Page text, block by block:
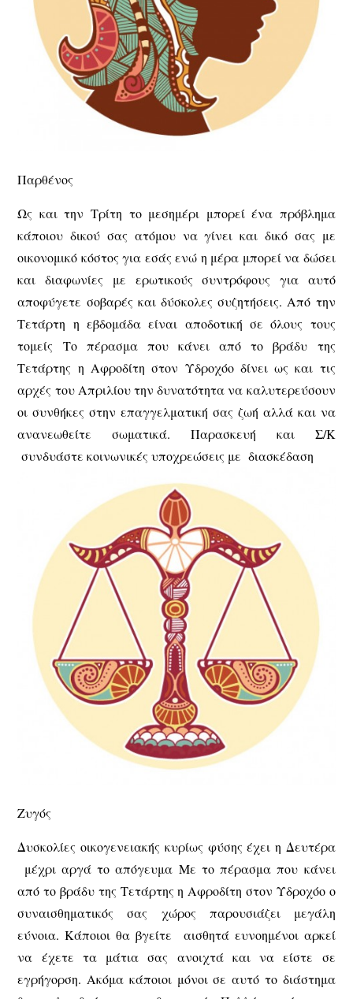
Παρθένος
Ως και την Τρίτη το μεσημέρι μπορεί ένα πρόβλημα
κάποιου δικού σας ατόμου να γίνει και δικό σας με
οικονομικό κόστος για εσάς ενώ η μέρα μπορεί να δώσει
και διαφωνίες με ερωτικούς συντρόφους για αυτό
αποφύγετε σοβαρές και δύσκολες συζητήσεις. Από την
Τετάρτη η εβδομάδα είναι αποδοτική σε όλους τους
τομείς Το πέρασμα που κάνει από το βράδυ της
Τετάρτης η Αφροδίτη στον Υδροχόο δίνει ως και τις
αρχές του Απριλίου την δυνατότητα να καλυτερεύσουν
οι συνθήκες στην επαγγελματική σας ζωή αλλά και να
ανανεωθείτε σωματικά. Παρασκευή και Σ/Κ
συνδυάστε κοινωνικές υποχρεώσεις με διασκέδαση
Ζυγός
Δυσκολίες οικογενειακής κυρίως φύσης έχει η Δευτέρα
μέχρι αργά το απόγευμα Με το πέρασμα που κάνει
από το βράδυ της Τετάρτης η Αφροδίτη στον Υδροχόο ο
συναισθηματικός σας χώρος παρουσιάζει μεγάλη
εύνοια. Κάποιοι θα βγείτε αισθητά ευνοημένοι αρκεί
να έχετε τα μάτια σας ανοιχτά και να είστε σε
εγρήγορση. Ακόμα κάποιοι μόνοι σε αυτό το διάστημα